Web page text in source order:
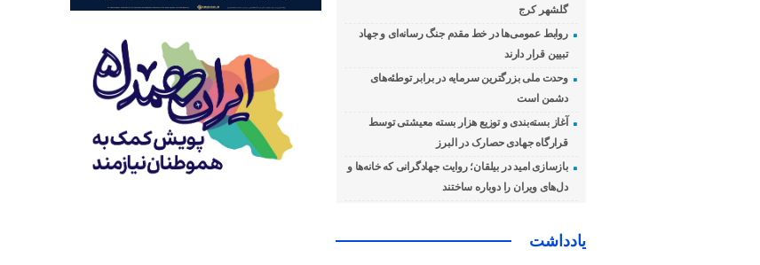
گلشهر کرج
روابط عمومی‌ها در خط مقدم جنگ رسانه‌ای و جهاد
تبیین قرار دارند
وحدت ملی بزرگترین سرمایه در برابر توطئه‌های
دشمن است
آغاز بسته‌بندی و توزیع هزار بسته معیشتی توسط
قرارگاه جهادی حصارک در البرز
بازسازی امید در بیلقان؛ روایت جهادگرانی که خانه‌ها و
دل‌های ویران را دوباره ساختند
یادداشت